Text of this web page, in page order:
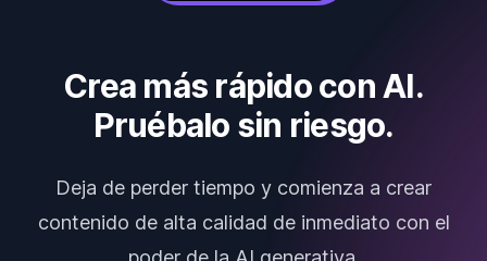
Crea más rápido con AI.
Pruébalo sin riesgo.
Deja de perder tiempo y comienza a crear
contenido de alta calidad de inmediato con el